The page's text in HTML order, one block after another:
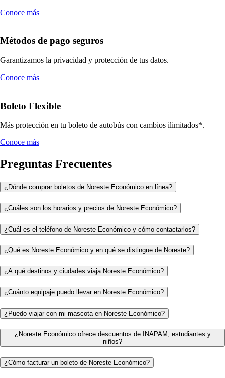
Conoce más
Métodos de pago seguros
Garantizamos la privacidad y protección de tus datos.
Conoce más
Boleto Flexible
Más protección en tu boleto de autobús con cambios ilimitados*.
Conoce más
Preguntas Frecuentes
¿Dónde comprar boletos de Noreste Económico en línea?
¿Cuáles son los horarios y precios de Noreste Económico?
¿Cuál es el teléfono de Noreste Económico y cómo contactarlos?
¿Qué es Noreste Económico y en qué se distingue de Noreste?
¿A qué destinos y ciudades viaja Noreste Económico?
¿Cuánto equipaje puedo llevar en Noreste Económico?
¿Puedo viajar con mi mascota en Noreste Económico?
¿Noreste Económico ofrece descuentos de INAPAM, estudiantes y
niños?
¿Cómo facturar un boleto de Noreste Económico?